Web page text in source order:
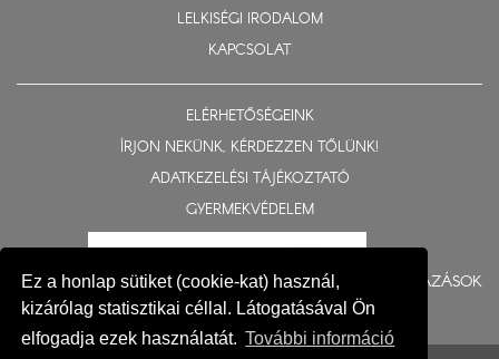
Ez a honlap sütiket (cookie-kat) használ,
kizárólag statisztikai céllal. Látogatásával Ön
elfogadja ezek használatát. További információ
LELKISÉGI IRODALOM
KAPCSOLAT
ELÉRHETŐSÉGEINK
ÍRJON NEKÜNK, KÉRDEZZEN TŐLÜNK!
ADATKEZELÉSI TÁJÉKOZTATÓ
GYERMEKVÉDELEM
BERUHÁZÁSOK